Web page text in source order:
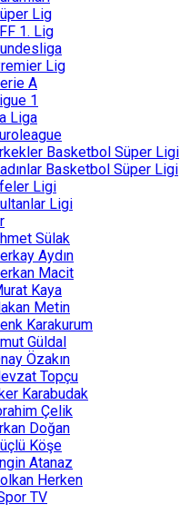
Lig
1. Lig
Lig
A
1
Liga
Basketbol Süper Ligi
Basketbol Süper Ligi
Ligi
Ligi
Sülak
Aydın
Macit
Kaya
Metin
Karakurum
Güldal
Özakın
Topçu
Karabudak
Çelik
Doğan
Köşe
Atanaz
Herken
TV